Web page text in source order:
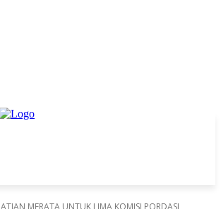
MERATA UNTUK LIMA KOMISI PORDASI